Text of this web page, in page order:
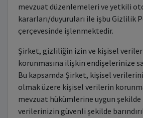
mevzuat düzenlemeleri ve yetkili
kararları/duyuruları ile işbu Gizlilik
çerçevesinde işlenmektedir.
Şirket, gizliliğin izin ve kişisel
korunmasına ilişkin endişelerinize
Bu kapsamda Şirket, kişisel
olmak üzere kişisel verilerin
mevzuat hükümlerine uygun
verilerinizin güvenli şekilde